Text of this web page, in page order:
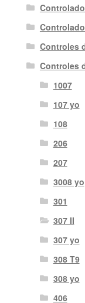
Controles
Controles
1007
107 yo
108
206
207
3008 yo
301
307 II
307 yo
308 T9
308 yo
406